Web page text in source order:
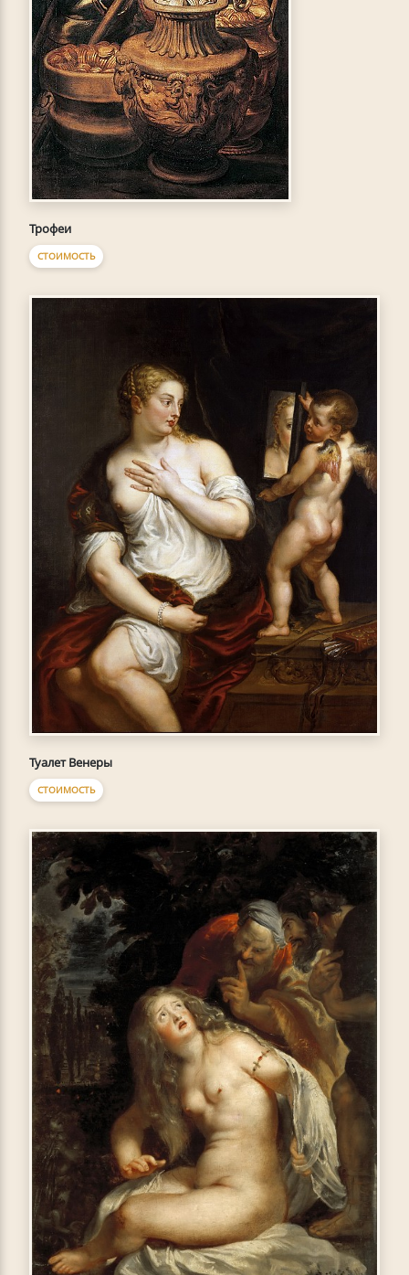
Трофеи
СТОИМОСТЬ
Туалет Венеры
СТОИМОСТЬ